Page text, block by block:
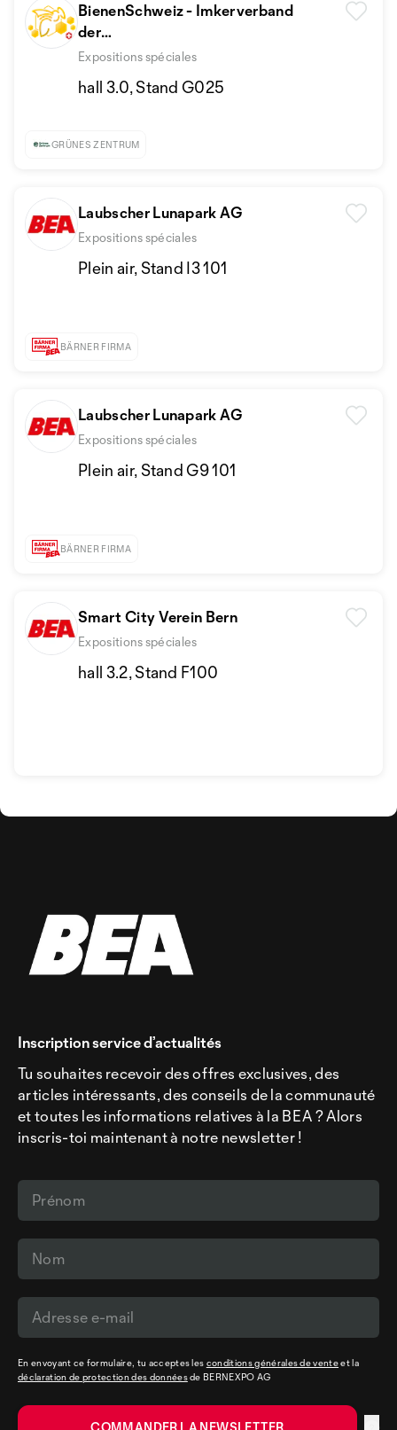
BienenSchweiz - Imkerverband
der
deutschen und rätoromanischen
Expositions spéciales
hall 3.0, Stand G025
GRÜNES ZENTRUM
Laubscher Lunapark AG
Expositions spéciales
Plein air, Stand I3 101
BÄRNER FIRMA
Laubscher Lunapark AG
Expositions spéciales
Plein air, Stand G9 101
BÄRNER FIRMA
Smart City Verein Bern
Expositions spéciales
hall 3.2, Stand F100
Inscription service d’actualités
Tu souhaites recevoir des offres exclusives, des
articles intéressants, des conseils de la communauté
et toutes les informations relatives à la BEA ? Alors
inscris-toi maintenant à notre newsletter !
En envoyant ce formulaire, tu acceptes les conditions générales de venteet la
déclaration de protection des donnéesde BERNEXPO AG